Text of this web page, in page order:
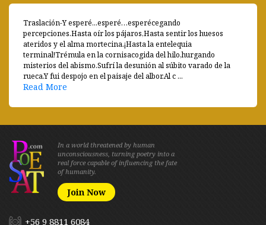
Traslación-Y esperé...esperé…esperécegando
percepciones.Hasta oír los pájaros,Hasta sentir los huesos
ateridos y el alma mortecina.¡Hasta la entelequia
terminal!Trémula en la cornisacogida del hilo,hurgando
misterios del abismo.Sufrí la desunión al súbito varado de la
rueca.Y fui despojo en el paisaje del albor.Al c ...
Read More
In a world threatened by human
unconsciousness, turning poetry into a
real force capable of influencing the fate
of humanity.
Join Now
+56 9 8811 6084